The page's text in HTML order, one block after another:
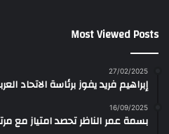
Most Viewed Posts
27/02/2025
إبراهيم فريد يفوز برئاسة الاتحاد
16/09/2025
بسمة عمر الناظر تحصد امتياز مع